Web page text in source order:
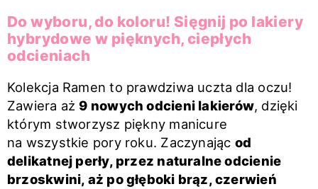
Do wyboru, do koloru! Sięgnij po lakiery
hybrydowe w pięknych, ciepłych
odcieniach
Kolekcja Ramen to prawdziwa uczta dla oczu!
Zawiera aż9 nowych odcieni lakierów, dzięki
którym stworzysz piękny manicure
na wszystkie pory roku. Zaczynając od
delikatnej perły, przez naturalne odcienie
brzoskwini, aż po głęboki brąz, czerwień